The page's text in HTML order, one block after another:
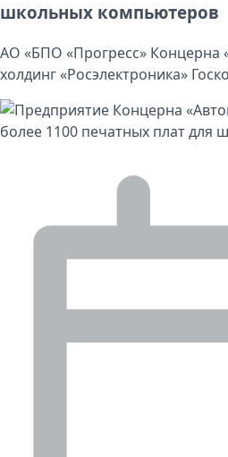
школьных компьютеров
АО «БПО «Прогресс» Концерна
холдинг «Росэлектроника»